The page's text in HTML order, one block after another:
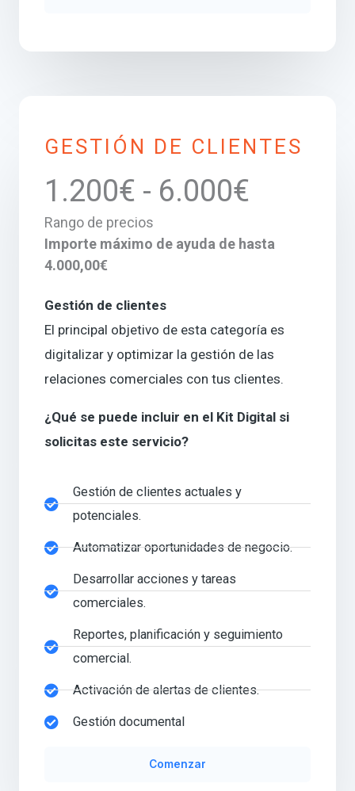
GESTIÓN DE CLIENTES
1.200€ - 6.000€
Rango de precios
Importe máximo de ayuda de hasta
4.000,00€
Gestión de clientes
El principal objetivo de esta categoría es
digitalizar y optimizar la gestión de las
relaciones comerciales con tus clientes.
¿Qué se puede incluir en el Kit Digital si
solicitas este servicio?
Gestión de clientes actuales y
potenciales.
Automatizar oportunidades de negocio.
Desarrollar acciones y tareas
comerciales.
Reportes, planificación y seguimiento
comercial.
Activación de alertas de clientes.
Gestión documental
Comenzar